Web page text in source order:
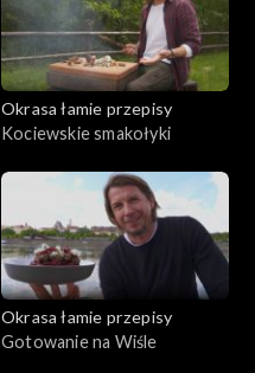
Okrasa łamie przepisy
Kociewskie smakołyki
Okrasa łamie przepisy
Gotowanie na Wiśle